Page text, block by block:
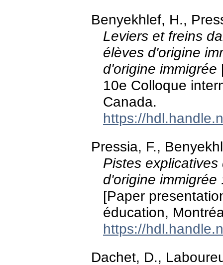
Benyekhlef, H.,
Leviers et freins
élèves d'origine
d'origine immigrée
10e Colloque
Canada.
https://
Pressia, F.,
Pistes
d'origine
[Paper
éducation,
https://
Dachet, D.,